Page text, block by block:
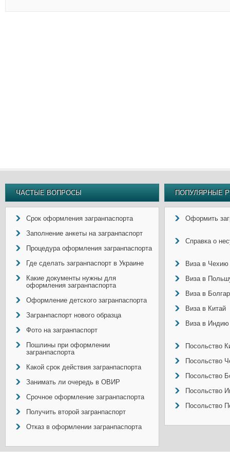
ЧАСТЫЕ ВОПРОСЫ
Срок оформления загранпаспорта
Заполнение анкеты на загранпаспорт
Процедура оформления загранпаспорта
Где сделать загранпаспорт в Украине
Какие документы нужны для
оформления загранпаспорта
Оформление детского загранпаспорта
Загранпаспорт нового образца
Фото на загранпаспорт
Пошлины при оформлении
загранпаспорта
Какой срок действия загранпаспорта
Занимать ли очередь в ОВИР
Срочное оформление загранпаспорта
Получить второй загранпаспорт
Отказ в оформлении загранпаспорта
ПОПУЛЯРНЫЕ
Оформить
Справка о
Виза в Чехию
Виза в
Виза в
Виза в Китай
Виза в Индию
Посольство
Посольство
Посольство
Посольство
Посольство